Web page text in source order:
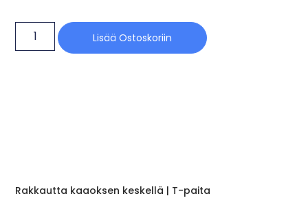
Lisää Ostoskoriin
Rakkautta kaaoksen keskellä | T-paita